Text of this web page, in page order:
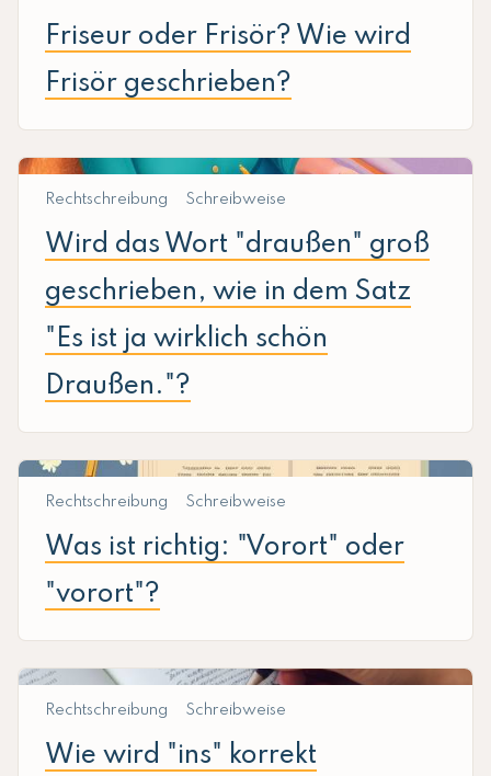
Friseur oder Frisör? Wie wird
Frisör geschrieben?
Rechtschreibung Schreibweise
Wird das Wort "draußen" groß
geschrieben, wie in dem Satz
"Es ist ja wirklich schön
Draußen."?
Rechtschreibung Schreibweise
Was ist richtig: "Vorort" oder
"vorort"?
Rechtschreibung Schreibweise
Wie wird "ins" korrekt